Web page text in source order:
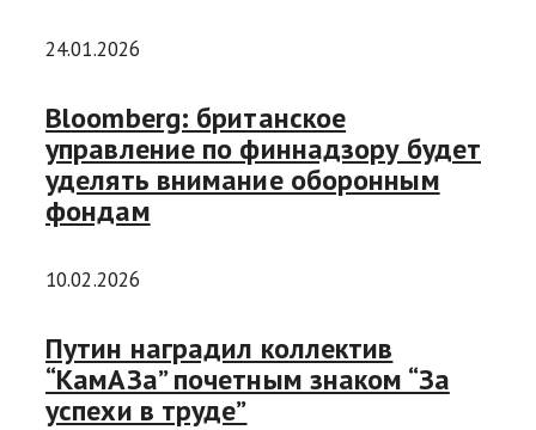
24.01.2026
Bloomberg: британское
управление по финнадзору будет
уделять внимание оборонным
фондам
10.02.2026
Путин наградил коллектив
“КамАЗа” почетным знаком “За
успехи в труде”